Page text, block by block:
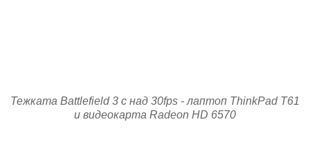
Тежката Battlefield 3 с над 30fps - лаптоп ThinkPad T61
и видеокарта Radeon HD 6570